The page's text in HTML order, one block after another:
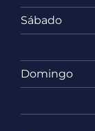
Sábado
Domingo